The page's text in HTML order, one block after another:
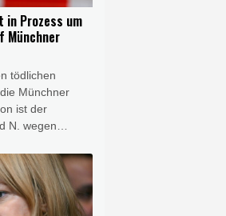
in Prozess um
Münchner
tödlichen
Münchner
ist der
N. wegen
worden.
der
Afghanistan